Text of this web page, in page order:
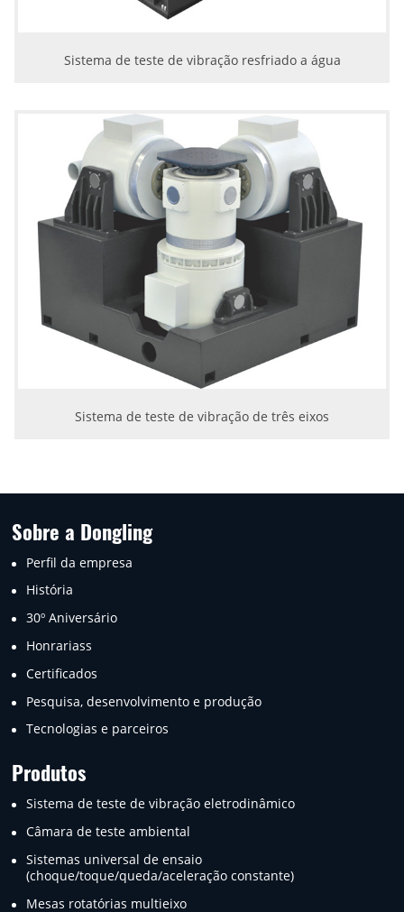
Sistema de teste de vibração resfriado a água
Sistema de teste de vibração de três eixos
Sobre a Dongling
Perfil da empresa
História
30º Aniversário
Honrariass
Certificados
Pesquisa, desenvolvimento e produção
Tecnologias e parceiros
Produtos
Sistema de teste de vibração eletrodinâmico
Câmara de teste ambiental
Sistemas universal de ensaio
(choque/toque/queda/aceleração constante)
Mesas rotatórias multieixo